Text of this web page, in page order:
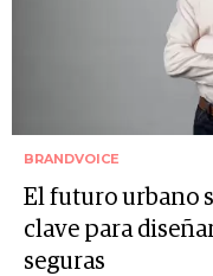
BRANDVOICE
El futuro urbano
clave para
seguras